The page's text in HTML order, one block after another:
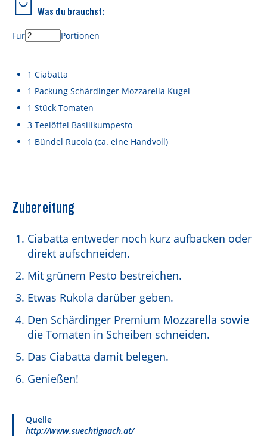
Lebensmittel sind kostbar!
Verantwortungsvoller Milchgenuss
Fairer Kakao bei Schärdinger
Molkerei Märkte
Karriere
Was du brauchst:
Für Portionen
1 Ciabatta
1 Packung Schärdinger Mozzarella Kugel
1 Stück Tomaten
3 Teelöffel Basilikumpesto
1 Bündel Rucola (ca. eine Handvoll)
Zubereitung
Ciabatta entweder noch kurz aufbacken oder
direkt aufschneiden.
Mit grünem Pesto bestreichen.
Etwas Rukola darüber geben.
Den Schärdinger Premium Mozzarella sowie
die Tomaten in Scheiben schneiden.
Das Ciabatta damit belegen.
Genießen!
Quelle
http://www.suechtignach.at/